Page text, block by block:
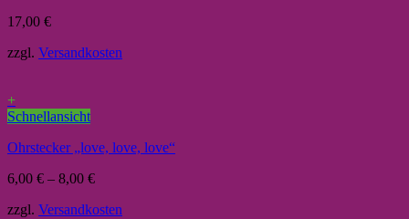
17,00 €
zzgl. Versandkosten
+
Schnellansicht
Ohrstecker „love, love, love“
6,00 € – 8,00 €
zzgl. Versandkosten